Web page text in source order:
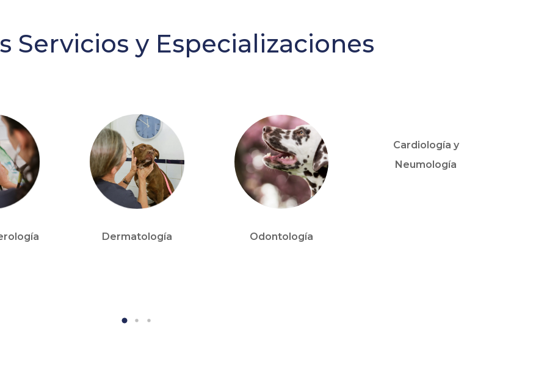
Servicios y Especializaciones
Dermatología Odontología
Cardiología y
Neumología